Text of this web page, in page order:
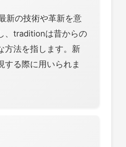
新の技術や革新を意
、traditionは昔からの
方法を指します。新
する際に用いられま